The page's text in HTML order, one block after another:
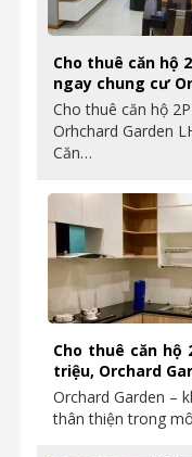
Cho thuê căn hộ
ngay chung cư
Cho thuê căn hộ
Orhchard Garden
Căn…
Cho thuê căn hộ
triệu, Orchard
Orchard Garden –
thân thiện trong